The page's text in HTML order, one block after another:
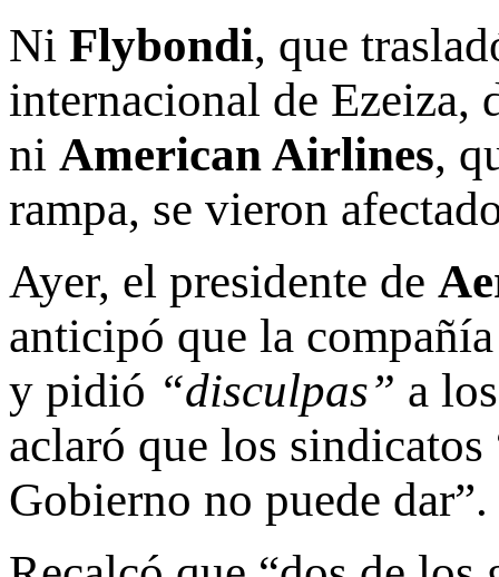
Ni Flybondi, que
internacional de Ezeiza,
ni American Airlines,
rampa, se vieron
Ayer, el presidente de
anticipó que la
y pidió “disculpas” a
aclaró que los
Gobierno no puede dar”.